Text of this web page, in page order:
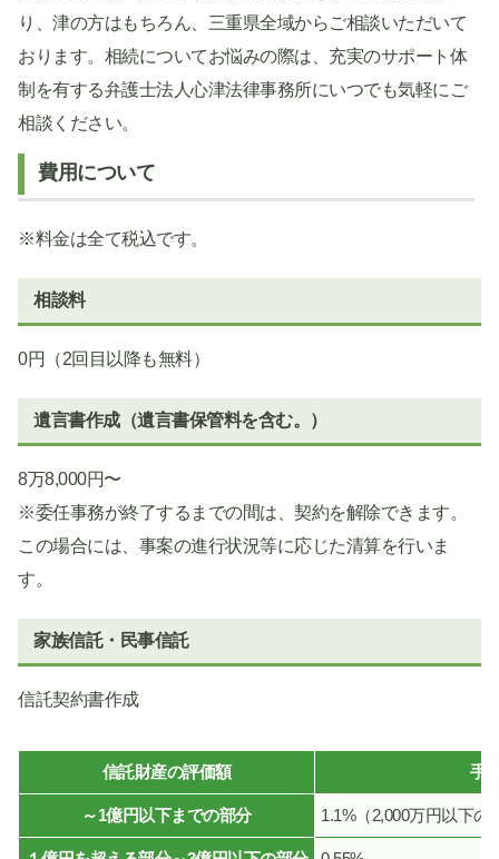
り、津の方はもちろん、三重県全域からご相談いただいて
おります。相続についてお悩みの際は、充実のサポート体
制を有する弁護士法人心津法律事務所にいつでも気軽にご
相談ください。
費用について
※料金は全て税込です。
相談料
0円（2回目以降も無料）
遺言書作成（遺言書保管料を含む。）
8万8,000円〜
※委任事務が終了するまでの間は、契約を解除できます。
この場合には、事案の進行状況等に応じた清算を行いま
す。
家族信託・民事信託
信託契約書作成
信託財産の評価額 手
～1億円以下までの部分 1.1%（2,000万円以下